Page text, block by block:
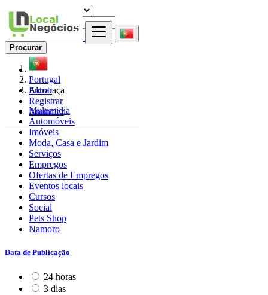
Entrar
Registrar
Anunciar
Procurar
Portugal
Alcobaça
Multimidia
Automóveis
Imóveis
Moda, Casa e Jardim
Serviços
Empregos
Ofertas de Empregos
Eventos locais
Cursos
Social
Pets Shop
Namoro
Data de Publicação
24 horas
3 dias